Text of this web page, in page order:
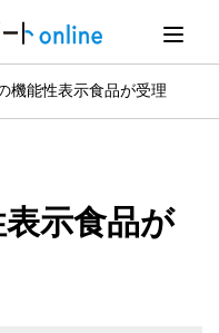
機能性表示食品が受理
示食品が